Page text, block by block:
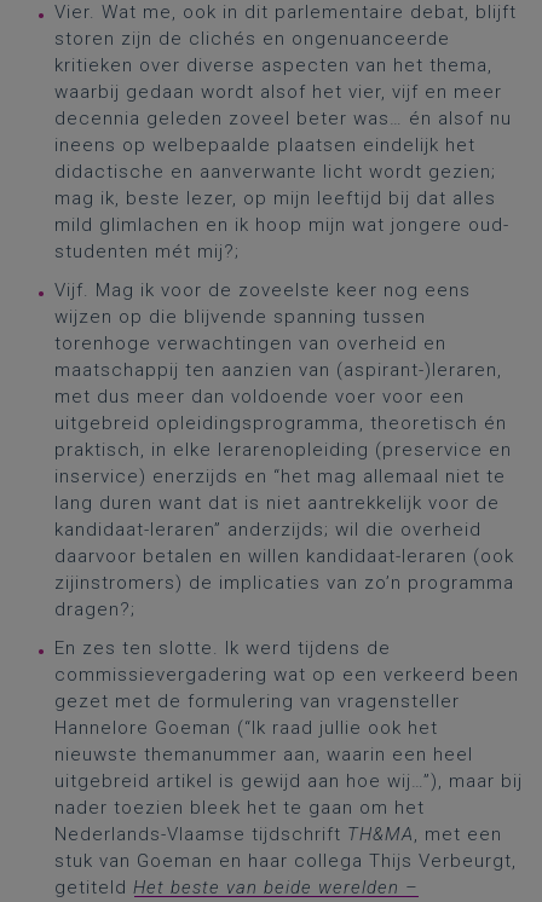
Vier. Wat me, ook in dit parlementaire debat, blijft
storen zijn de clichés en ongenuanceerde
kritieken over diverse aspecten van het thema,
waarbij gedaan wordt alsof het vier, vijf en meer
decennia geleden zoveel beter was… én alsof nu
ineens op welbepaalde plaatsen eindelijk het
didactische en aanverwante licht wordt gezien;
mag ik, beste lezer, op mijn leeftijd bij dat alles
mild glimlachen en ik hoop mijn wat jongere oud-
studenten mét mij?;
Vijf. Mag ik voor de zoveelste keer nog eens
wijzen op die blijvende spanning tussen
torenhoge verwachtingen van overheid en
maatschappij ten aanzien van (aspirant-)leraren,
met dus meer dan voldoende voer voor een
uitgebreid opleidingsprogramma, theoretisch én
praktisch, in elke lerarenopleiding (preservice en
inservice) enerzijds en “het mag allemaal niet te
lang duren want dat is niet aantrekkelijk voor de
kandidaat-leraren” anderzijds; wil die overheid
daarvoor betalen en willen kandidaat-leraren (ook
zijinstromers) de implicaties van zo’n programma
dragen?;
En zes ten slotte. Ik werd tijdens de
commissievergadering wat op een verkeerd been
gezet met de formulering van vragensteller
Hannelore Goeman (“Ik raad jullie ook het
nieuwste themanummer aan, waarin een heel
uitgebreid artikel is gewijd aan hoe wij…”), maar bij
nader toezien bleek het te gaan om het
Nederlands-Vlaamse tijdschrift TH&MA, met een
stuk van Goeman en haar collega Thijs Verbeurgt,
getiteld Het beste van beide werelden –